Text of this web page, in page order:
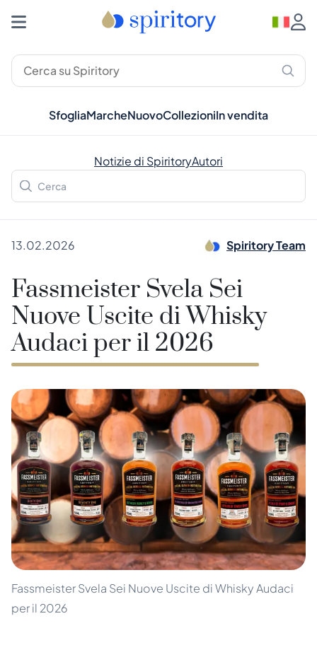
SfogliaMarcheNuovoCollezioniIn vendita
Notizie di SpiritoryAutori
13.02.2026 Spiritory Team
Fassmeister Svela Sei
Nuove Uscite di Whisky
Audaci per il 2026
Fassmeister Svela Sei Nuove Uscite di Whisky Audaci
per il 2026